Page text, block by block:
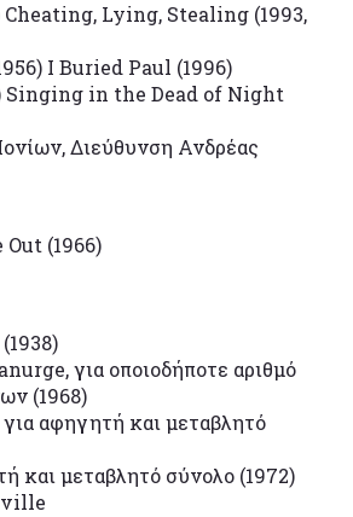
Cheating, Lying, Stealing (1993,
I Buried Paul (1996)
Singing in the Dead of Night
Διεύθυνση Ανδρέας
Out (1966)
(1938)
για οποιοδήποτε αριθμό
(1968)
αφηγητή και μεταβλητό
και μεταβλητό σύνολο (1972)